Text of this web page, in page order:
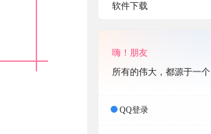
软件下载
嗨！朋友
所有的伟大，都源于一
QQ登录